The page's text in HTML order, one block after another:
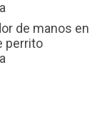
de manos en
perrito